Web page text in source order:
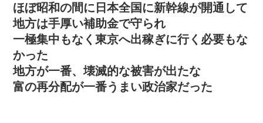
ほぼ昭和の間に日本全国に新幹線が開通して
地方は手厚い補助金で守られ
一極集中もなく東京へ出稼ぎに行く必要もな
かった
地方が一番、壊滅的な被害が出たな
富の再分配が一番うまい政治家だった